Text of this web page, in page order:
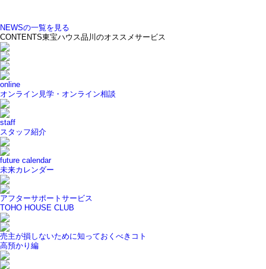
NEWSの一覧を見る
CONTENTS東宝ハウス品川のオススメサービス
online
オンライン見学・オンライン相談
staff
スタッフ紹介
future calendar
未来カレンダー
アフターサポートサービス
TOHO HOUSE CLUB
売主が損しないために知っておくべきコト
高預かり編